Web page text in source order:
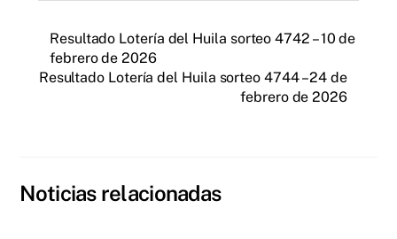
Resultado Lotería del Huila sorteo 4742 – 10 de
febrero de 2026
Resultado Lotería del Huila sorteo 4744 – 24 de
febrero de 2026
Noticias relacionadas